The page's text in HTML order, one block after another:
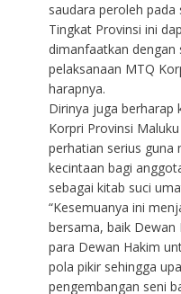
saudara peroleh
Tingkat Provinsi ini
dimanfaatkan dengan
pelaksanaan MTQ
harapnya.
Dirinya juga berharap
Korpri Provinsi
perhatian serius guna
kecintaan bagi
sebagai kitab suci
“Kesemuanya ini
bersama, baik Dewan
para Dewan Hakim
pola pikir sehingga
pengembangan seni